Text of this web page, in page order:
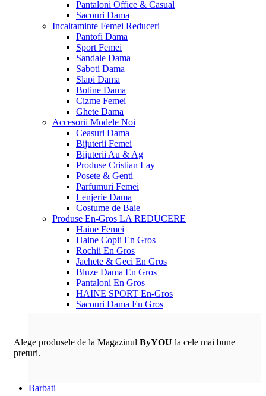
Pantaloni Office & Casual
Sacouri Dama
Incaltaminte Femei Reduceri
Pantofi Dama
Sport Femei
Sandale Dama
Saboti Dama
Slapi Dama
Botine Dama
Cizme Femei
Ghete Dama
Accesorii Modele Noi
Ceasuri Dama
Bijuterii Femei
Bijuterii Au & Ag
Produse Cristian Lay
Posete & Genti
Parfumuri Femei
Lenjerie Dama
Costume de Baie
Produse En-Gros LA REDUCERE
Haine Femei
Haine Copii En Gros
Rochii En Gros
Jachete & Geci En Gros
Bluze Dama En Gros
Pantaloni En Gros
HAINE SPORT En-Gros
Sacouri Dama En Gros
Alege produsele de la Magazinul ByYOU la cele mai bune
preturi.
Barbati